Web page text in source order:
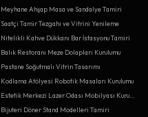
Meyhane Ahşap Masa ve Sandalye Tamiri
Saatçi Tamir Tezgahı ve Vitrini Yenileme
Nitelikli Kahve Dükkanı Bar İstasyonu Tamiri
Balık Restoranı Meze Dolapları Kurulumu
Pastane Soğutmalı Vitrin Tasarımı
Kodlama Atölyesi Robotik Masaları Kurulumu
Bijuteri Döner Stand Modelleri Tamiri